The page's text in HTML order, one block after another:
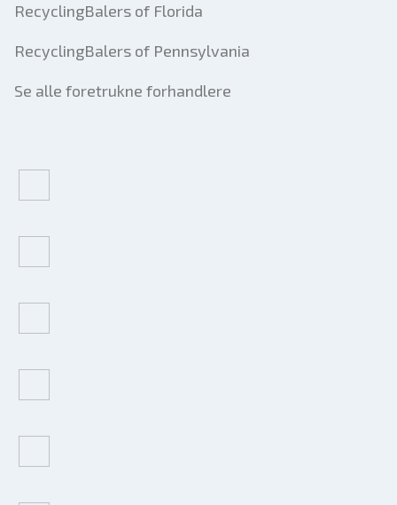
RecyclingBalers of Florida
RecyclingBalers of Pennsylvania
Se alle foretrukne forhandlere